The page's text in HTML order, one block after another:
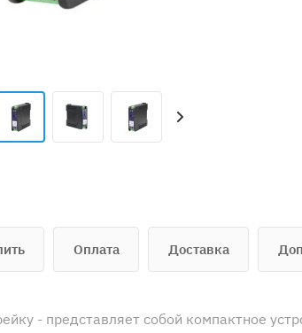
Оплата Доставка
- представляет собой компактное